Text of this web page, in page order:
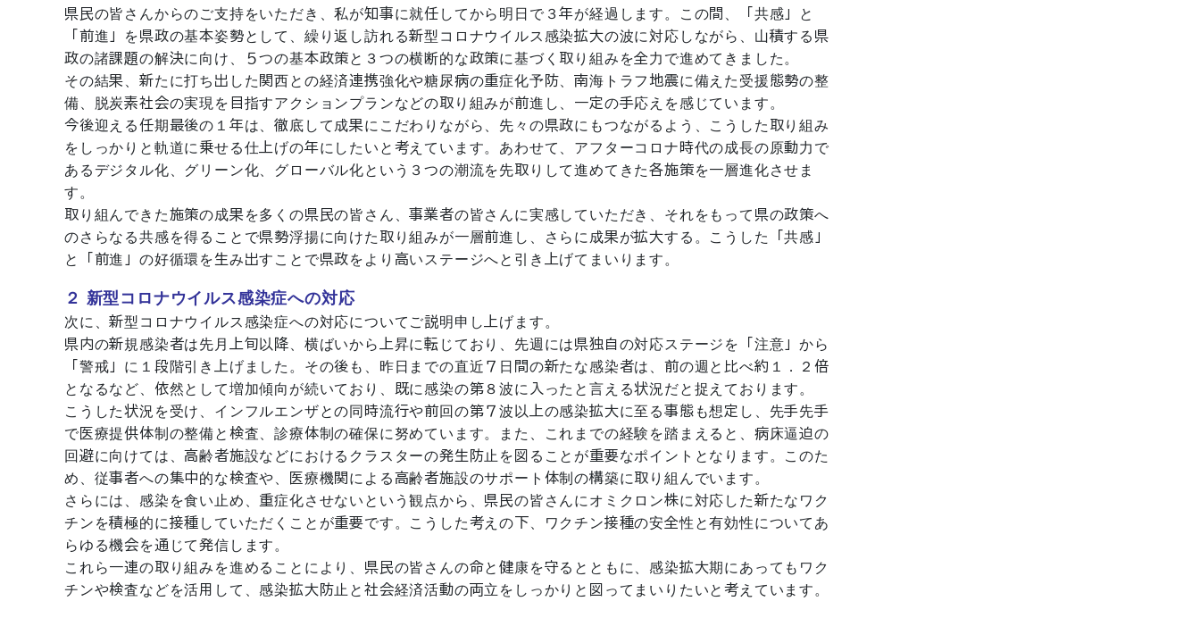
県民の皆さんからのご支持をいただき、私が知事に就任してから明日で３年が経過します。この間、「共感」と
「前進」を県政の基本姿勢として、繰り返し訪れる新型コロナウイルス感染拡大の波に対応しながら、山積する県
政の諸課題の解決に向け、５つの基本政策と３つの横断的な政策に基づく取り組みを全力で進めてきました。
その結果、新たに打ち出した関西との経済連携強化や糖尿病の重症化予防、南海トラフ地震に備えた受援態勢の整
備、脱炭素社会の実現を目指すアクションプランなどの取り組みが前進し、一定の手応えを感じています。
今後迎える任期最後の１年は、徹底して成果にこだわりながら、先々の県政にもつながるよう、こうした取り組み
をしっかりと軌道に乗せる仕上げの年にしたいと考えています。あわせて、アフターコロナ時代の成長の原動力で
あるデジタル化、グリーン化、グローバル化という３つの潮流を先取りして進めてきた各施策を一層進化させま
す。
取り組んできた施策の成果を多くの県民の皆さん、事業者の皆さんに実感していただき、それをもって県の政策へ
のさらなる共感を得ることで県勢浮揚に向けた取り組みが一層前進し、さらに成果が拡大する。こうした「共感」
と「前進」の好循環を生み出すことで県政をより高いステージへと引き上げてまいります。
２ 新型コロナウイルス感染症への対応
次に、新型コロナウイルス感染症への対応についてご説明申し上げます。
県内の新規感染者は先月上旬以降、横ばいから上昇に転じており、先週には県独自の対応ステージを「注意」から
「警戒」に１段階引き上げました。その後も、昨日までの直近７日間の新たな感染者は、前の週と比べ約１．２倍
となるなど、依然として増加傾向が続いており、既に感染の第８波に入ったと言える状況だと捉えております。
こうした状況を受け、インフルエンザとの同時流行や前回の第７波以上の感染拡大に至る事態も想定し、先手先手
で医療提供体制の整備と検査、診療体制の確保に努めています。また、これまでの経験を踏まえると、病床逼迫の
回避に向けては、高齢者施設などにおけるクラスターの発生防止を図ることが重要なポイントとなります。このた
め、従事者への集中的な検査や、医療機関による高齢者施設のサポート体制の構築に取り組んでいます。
さらには、感染を食い止め、重症化させないという観点から、県民の皆さんにオミクロン株に対応した新たなワク
チンを積極的に接種していただくことが重要です。こうした考えの下、ワクチン接種の安全性と有効性についてあ
らゆる機会を通じて発信します。
これら一連の取り組みを進めることにより、県民の皆さんの命と健康を守るとともに、感染拡大期にあってもワク
チンや検査などを活用して、感染拡大防止と社会経済活動の両立をしっかりと図ってまいりたいと考えています。